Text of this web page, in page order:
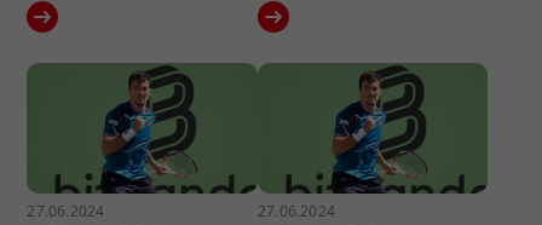
27.06.2024 27.06.2024